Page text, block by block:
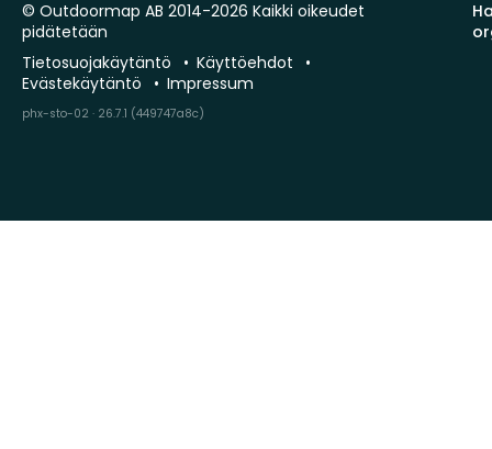
© Outdoormap AB 2014-2026 Kaikki oikeudet
pidätetään
Tietosuojakäytäntö
Käyttöehdot
Evästekäytäntö
Impressum
phx-sto-02 · 26.7.1 (449747a8c)